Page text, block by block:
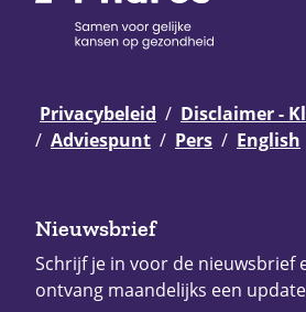
Privacybeleid
Disclaimer -
Adviespunt
Pers English
Nieuwsbrief
Schrijf je in voor de nieuwsbrief
ontvang maandelijks een